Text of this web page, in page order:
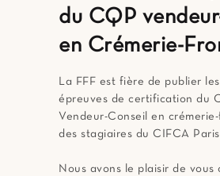
du CQP
en Crémerie-
La FFF est fière de publier
épreuves de certification du
Vendeur-Conseil en
des stagiaires du CIFCA
Nous avons le plaisir de vous